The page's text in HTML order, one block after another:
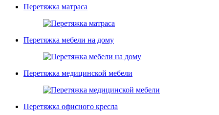
Перетяжка матраса
Перетяжка мебели на дому
Перетяжка медицинской мебели
Перетяжка офисного кресла